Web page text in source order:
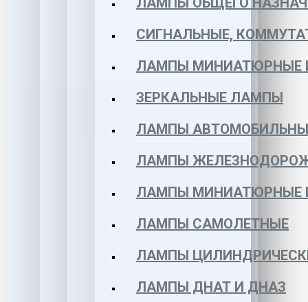
СИГНАЛЬНЫЕ,
ЛАМПЫ МИНИАТЮРНЫЕ
ЗЕРКАЛЬНЫЕ ЛАМПЫ
ЛАМПЫ
ЛАМПЫ
ЛАМПЫ МИНИАТЮРНЫЕ
ЛАМПЫ САМОЛЕТНЫЕ
ЛАМПЫ
ЛАМПЫ ДНАТ И ДНАЗ